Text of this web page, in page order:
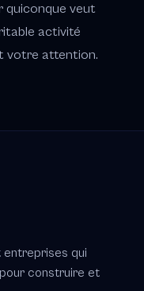
quiconque veut
activité
votre attention.
entreprises qui
construire et